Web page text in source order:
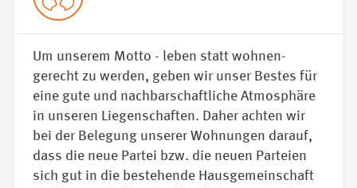
Um unserem Motto - leben statt wohnen-
gerecht zu werden, geben wir unser Bestes für
eine gute und nachbarschaftliche Atmosphäre
in unseren Liegenschaften. Daher achten wir
bei der Belegung unserer Wohnungen darauf,
dass die neue Partei bzw. die neuen Parteien
sich gut in die bestehende Hausgemeinschaft